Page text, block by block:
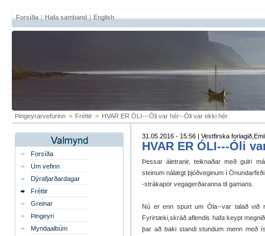
Forsíða Hafa samband English
Þingeyrarvefurinn > Fréttir > HVAR ER ÓLI---Óli var hér--Óli var ekki hér
Forsíða
Um vefinn
Dýrafjarðardagar
Fréttir
Greinar
Þingeyri
Myndaalbúm
31.05.2016 - 15:56 | Vestfirska
HVAR ER ÓLI---Óli
Þessar áletranir, teiknaðar með gulri
steinum nálægt þjóðveginum í
-strákapör vegagerðaranna til gamans.
Nú er enn spurt um Óla--var talað við
Fyrirtæki,skráð aflendis hafa keypt
þar að baki standi stundum menn með